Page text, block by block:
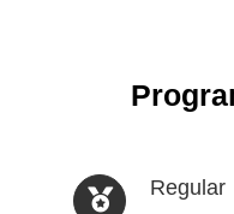
Regular